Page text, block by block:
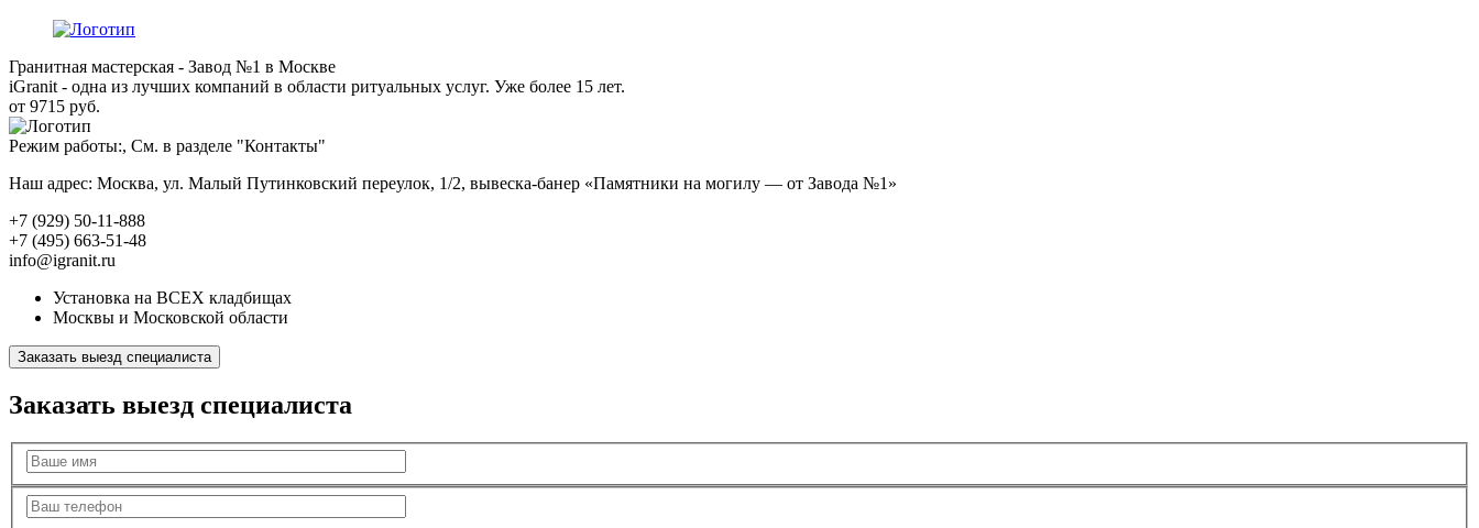
Гранитная мастерская - Завод №1 в Москве
iGranit - одна из лучших компаний в области ритуальных услуг. Уже более 15 лет.
от 9715 руб.
Режим работы:, См. в разделе "Контакты"
Наш адрес: Москва, ул. Малый Путинковский переулок, 1/2, вывеска-банер «Памятники на могилу — от Завода №1»
+7 (929) 50-11-888
+7 (495) 663-51-48
info@igranit.ru
Установка на ВСЕХ кладбищах
Москвы и Московской области
Заказать выезд специалиста
Заказать выезд специалиста